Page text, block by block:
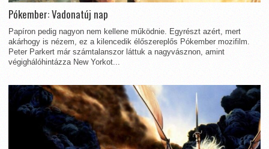
Pókember: Vadonatúj nap
Papíron pedig nagyon nem kellene működnie. Egyrészt azért, mert
akárhogy is nézem, ez a kilencedik élőszereplős Pókember mozifilm.
Peter Parkert már számtalanszor láttuk a nagyvásznon, amint
végighálóhintázza New Yorkot...